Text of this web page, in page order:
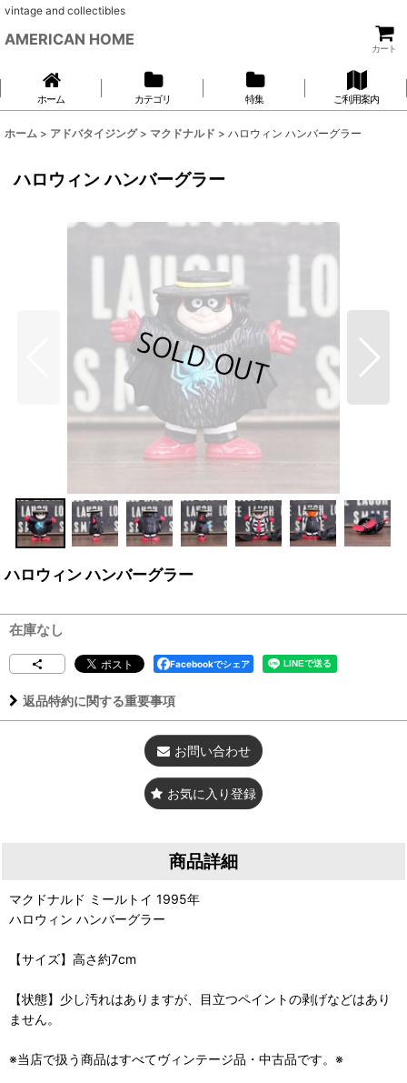
vintage and collectibles
AMERICAN HOME
カート
ホーム カテゴリ 特集 ご利用案内
ホーム > アドバタイジング > マクドナルド > ハロウィン ハンバーグラー
ハロウィン ハンバーグラー
ハロウィン ハンバーグラー
在庫なし
Facebookでシェア
返品特約に関する重要事項
お問い合わせ
お気に入り登録
商品詳細
マクドナルド ミールトイ 1995年
ハロウィン ハンバーグラー
【サイズ】高さ約7cm
【状態】少し汚れはありますが、目立つペイントの剥げなどはあり
ません。
※当店で扱う商品はすべてヴィンテージ品・中古品です。※